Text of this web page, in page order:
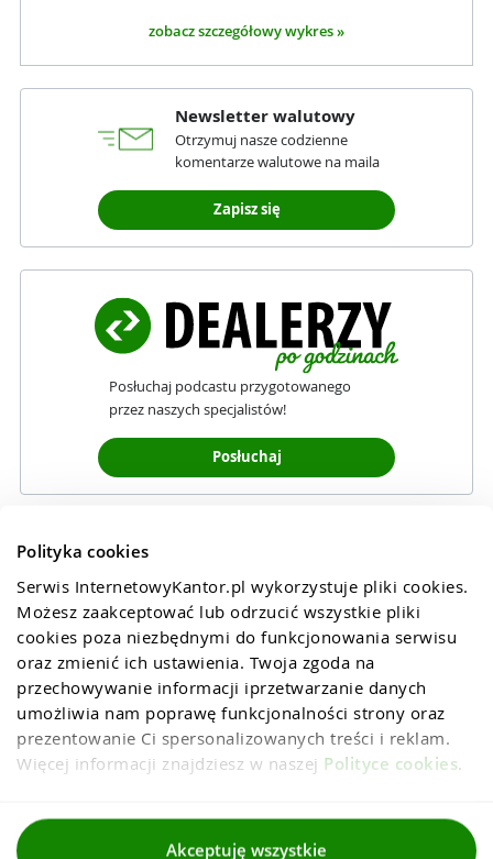
Polityka cookies
Serwis InternetowyKantor.pl wykorzystuje pliki cookies.
Możesz zaakceptować lub odrzucić wszystkie pliki
cookies poza niezbędnymi do funkcjonowania serwisu
oraz zmienić ich ustawienia. Twoja zgoda na
przechowywanie informacji iprzetwarzanie danych
umożliwia nam poprawę funkcjonalności strony oraz
prezentowanie Ci spersonalizowanych treści i reklam.
Więcej informacji znajdziesz w naszej Polityce cookies.
Akceptuję wszystkie
zobacz szczegółowy wykres »
Newsletter walutowy
Otrzymuj nasze codzienne
komentarze walutowe na maila
Zapisz się
Posłuchaj podcastu przygotowanego
przez naszych specjalistów!
Posłuchaj
Regulaminy